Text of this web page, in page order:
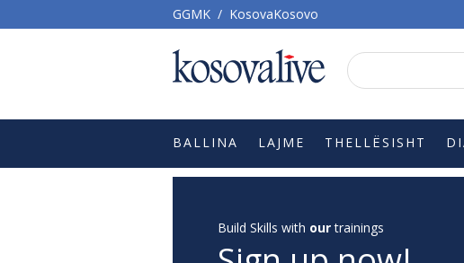
GGMK / KosovaKosovo
BALLINA LAJME THELLËSISHT
Build Skills with ourtrainings